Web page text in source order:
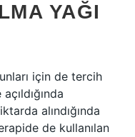
YAĞI
için de tercih
alındığında
de kullanılan